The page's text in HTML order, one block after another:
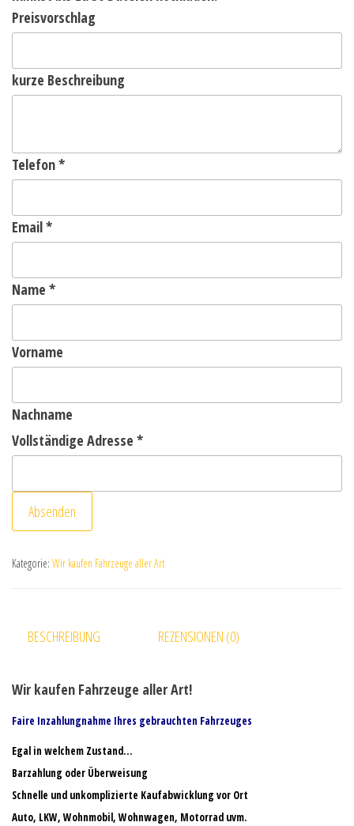
Preisvorschlag
kurze Beschreibung
Telefon*
Email*
Name *
Vorname
Nachname
Vollständige Adresse *
Absenden
Kategorie: Wir kaufen Fahrzeuge aller Art
BESCHREIBUNG REZENSIONEN (0)
Wir kaufen Fahrzeuge aller Art!
Faire Inzahlungnahme Ihres gebrauchten Fahrzeuges
Egal in welchem Zustand…
Barzahlung oder Überweisung
Schnelle und unkomplizierte Kaufabwicklung vor Ort
Auto, LKW, Wohnmobil, Wohnwagen, Motorrad uvm.